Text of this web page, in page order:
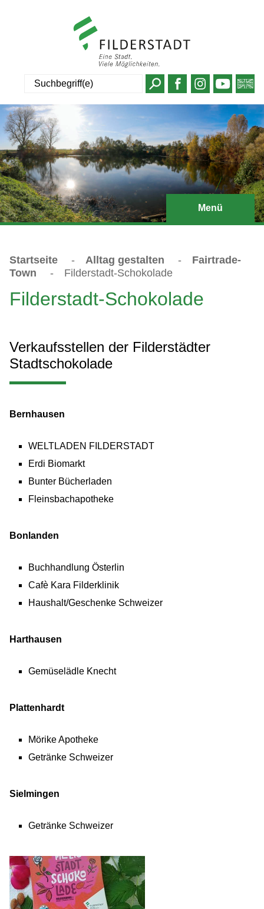
Menü
Startseite - Alltag gestalten -
Fairtrade-
Town
- Filderstadt-Schokolade
Filderstadt-Schokolade
Verkaufsstellen der Filderstädter
Stadtschokolade
Bernhausen
WELTLADEN FILDERSTADT
Erdi Biomarkt
Bunter Bücherladen
Fleinsbachapotheke
Bonlanden
Buchhandlung Österlin
Cafè Kara Filderklinik
Haushalt/Geschenke Schweizer
Harthausen
Gemüselädle Knecht
Plattenhardt
Mörike Apotheke
Getränke Schweizer
Sielmingen
Getränke Schweizer